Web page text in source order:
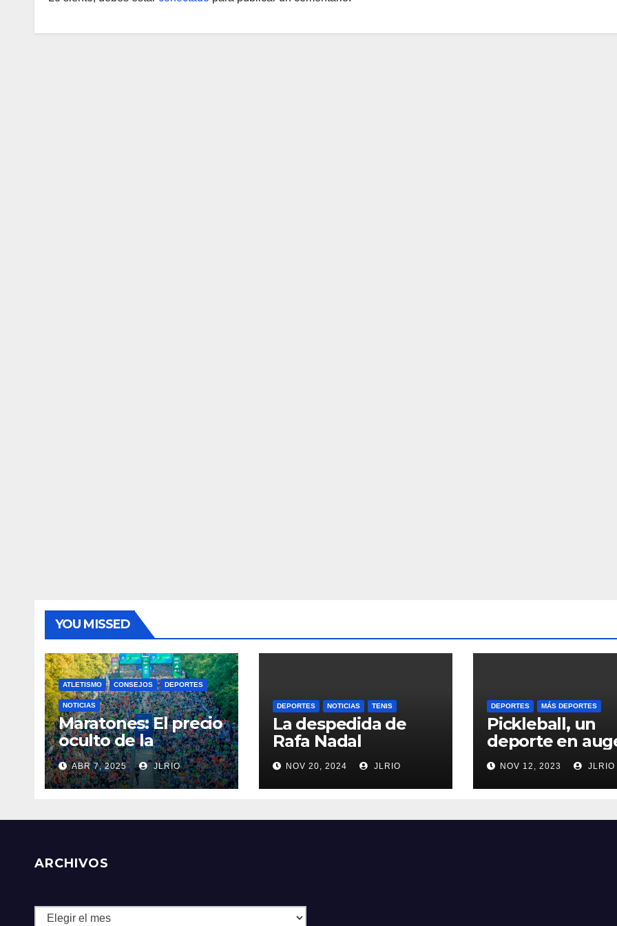
YOU MISSED
ATLETISMO CONSEJOS DEPORTES
NOTICIAS
Maratones: El precio
oculto de la
resistencia
ABR 7, 2025 JLRIO
DEPORTES NOTICIAS TENIS
La despedida de
Rafa Nadal
NOV 20, 2024 JLRIO
DEPORTES MÁS DEPORTES
Pickleball, un
deporte en
NOV 12, 2023 JLRIO
ARCHIVOS
Archivos